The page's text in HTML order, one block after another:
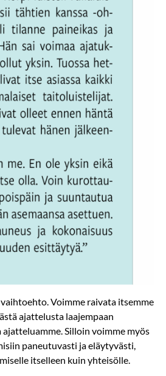
Voimme raivata itsemme
ajattelusta laajempaan
Silloin voimme myös
paneutuvasti ja eläytyvästi,
itselleen kuin yhteisölle.